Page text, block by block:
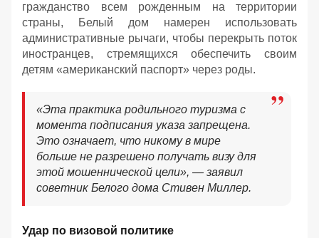
гражданство всем рожденным на территории
страны, Белый дом намерен использовать
административные рычаги, чтобы перекрыть поток
иностранцев, стремящихся обеспечить своим
детям «американский паспорт» через роды.
«Эта практика родильного туризма с
момента подписания указа запрещена.
Это означает, что никому в мире
больше не разрешено получать визу для
этой мошеннической цели», — заявил
советник Белого дома Стивен Миллер.
Удар по визовой политике